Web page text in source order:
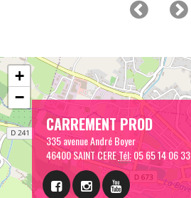
CARREMENT PROD
335 avenue André Boyer
46400 SAINT CERETél:05 65 14 06 33
+
−